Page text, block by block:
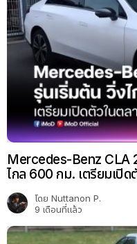
Mercedes-Benz CLA
ไกล 600 กม. เตรียมเปิด
โดย Nuttanon P.
9 เดือนที่แล้ว